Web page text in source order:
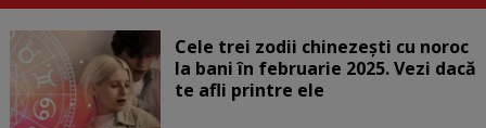
Cele trei zodii chinezești cu noroc
la bani în februarie 2025. Vezi dacă
te afli printre ele